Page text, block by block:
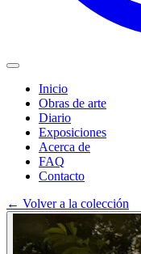
Inicio
Obras de arte
Diario
Exposiciones
Acerca de
FAQ
Contacto
← Volver a la colección